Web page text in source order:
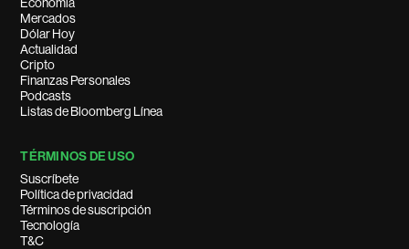
Mercados
Dólar Hoy
Actualidad
Cripto
Finanzas Personales
Podcasts
Listas de Bloomberg Línea
TÉRMINOS DE USO
Suscríbete
Política de privacidad
Términos de suscripción
Tecnología
T&C